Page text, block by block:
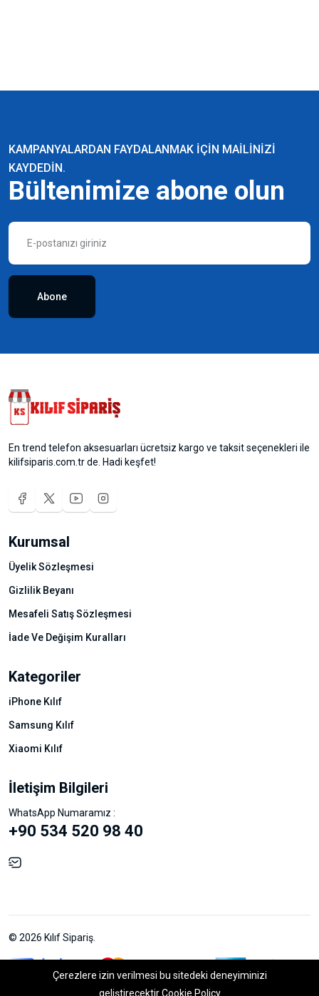
KAMPANYALARDAN FAYDALANMAK IÇIN MAILINIZI
KAYDEDIN.
Bültenimize abone olun
Abone
En trend telefon aksesuarları ücretsiz kargo ve taksit seçenekleri ile
kilifsiparis.com.tr de. Hadi keşfet!
Kurumsal
Üyelik Sözleşmesi
Gizlilik Beyanı
Mesafeli Satış Sözleşmesi
İade Ve Değişim Kuralları
Kategoriler
iPhone Kılıf
Samsung Kılıf
Xiaomi Kılıf
İletişim Bilgileri
WhatsApp Numaramız :
+90 534 520 98 40
© 2026 Kılıf Sipariş.
Çerezlere izin verilmesi bu sitedeki deneyiminizi
geliştirecektirCookie Policy